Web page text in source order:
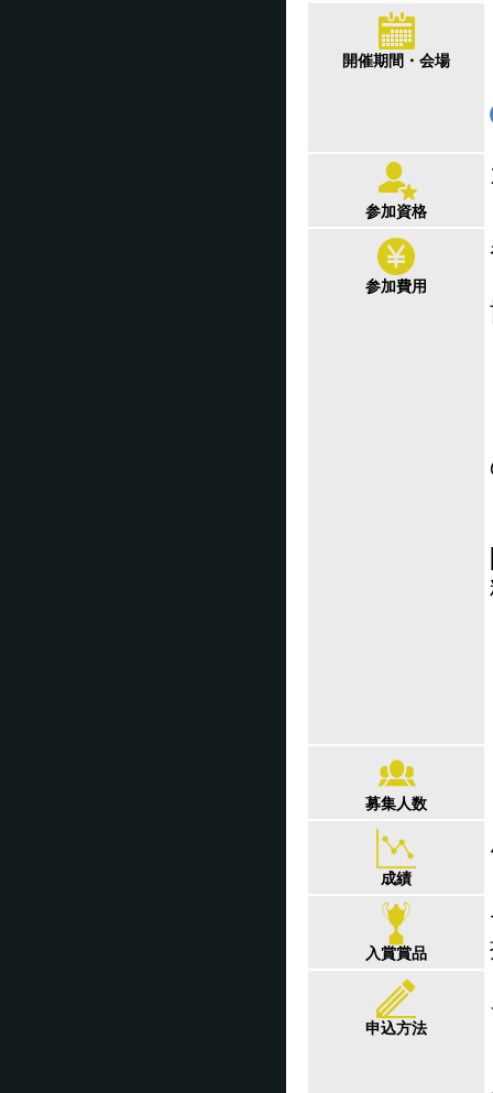
開催期間・会場
参加資格
参加費用
募集人数
成績
入賞賞品
申込方法